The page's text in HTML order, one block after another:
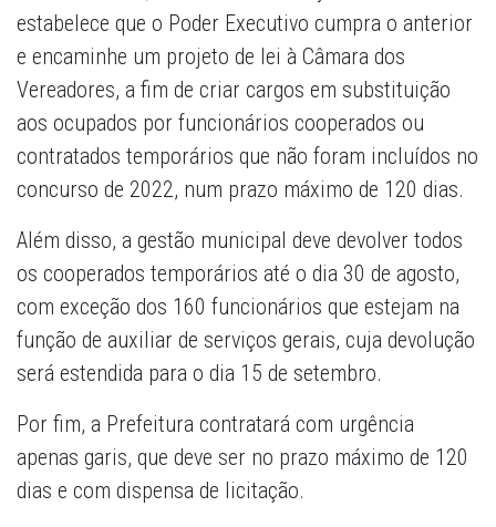
estabelece que o Poder Executivo cumpra o anterior
e encaminhe um projeto de lei à Câmara dos
Vereadores, a fim de criar cargos em substituição
aos ocupados por funcionários cooperados ou
contratados temporários que não foram incluídos no
concurso de 2022, num prazo máximo de 120 dias.
Além disso, a gestão municipal deve devolver todos
os cooperados temporários até o dia 30 de agosto,
com exceção dos 160 funcionários que estejam na
função de auxiliar de serviços gerais, cuja devolução
será estendida para o dia 15 de setembro.
Por fim, a Prefeitura contratará com urgência
apenas garis, que deve ser no prazo máximo de 120
dias e com dispensa de licitação.